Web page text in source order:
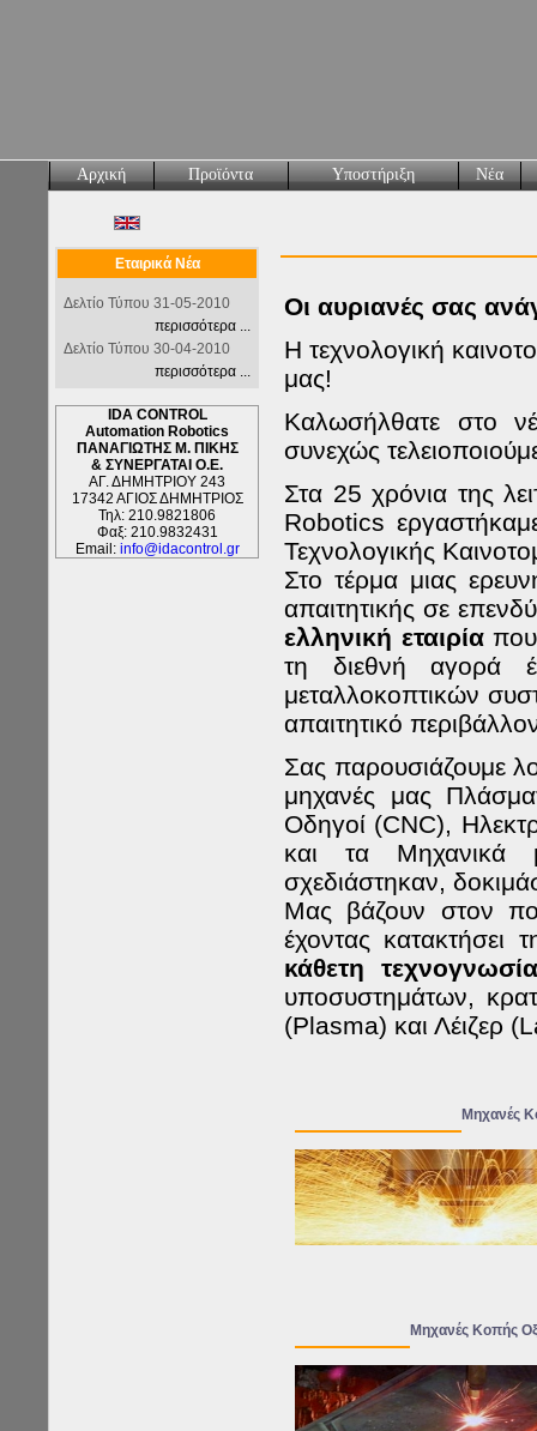
Αρχική Προϊόντα Υποστήριξη Νέα
Εταιρικά Νέα
Δελτίο Τύπου 31-05-2010
περισσότερα ...
Δελτίο Τύπου 30-04-2010
περισσότερα ...
IDA CONTROL
Automation Robotics
ΠΑΝΑΓΙΩΤΗΣ Μ. ΠΙΚΗΣ
& ΣΥΝΕΡΓΑΤΑΙ Ο.Ε.
ΑΓ. ΔΗΜΗΤΡΙΟΥ 243
17342 ΑΓΙΟΣ ΔΗΜΗΤΡΙΟΣ
Τηλ: 210.9821806
Φαξ: 210.9832431
Email: info@idacontrol.gr
Οι αυριανές σας
Η τεχνολογική
μας!
Καλωσήλθατε στο
συνεχώς
Στα 25 χρόνια της
Robotics
Τεχνολογικής
Στο τέρμα μιας
απαιτητικής σε
ελληνική εταιρίαπου
τη διεθνή αγορά
μεταλλοκοπτικών
απαιτητικό
Σας παρουσιάζουμε
μηχανές μας
Οδηγοί (CNC),
και τα
σχεδιάστηκαν,
Μας βάζουν στον
έχοντας κατακτήσει
κάθετη
υποσυστημάτων,
(Plasma) και Λέιζερ
Μηχανές
Μηχανές Κοπής